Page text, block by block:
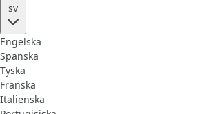
sv
Engelska
Spanska
Tyska
Franska
Italienska